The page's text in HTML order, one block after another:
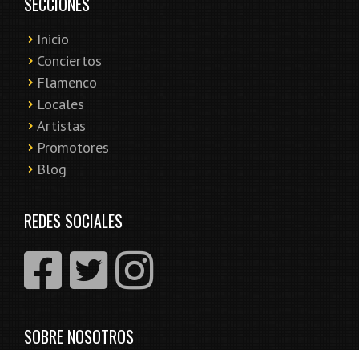
Inicio
Conciertos
Flamenco
Locales
Artistas
Promotores
Blog
REDES SOCIALES
SOBRE NOSOTROS